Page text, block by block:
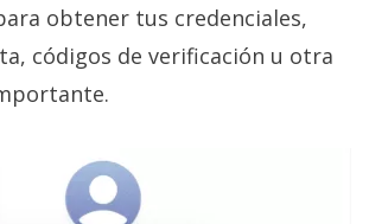
obtener tus credenciales,
códigos de verificación u otra